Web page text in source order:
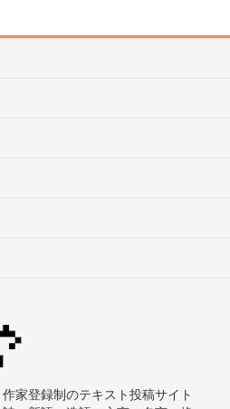
家登録制のテキスト投稿サイト